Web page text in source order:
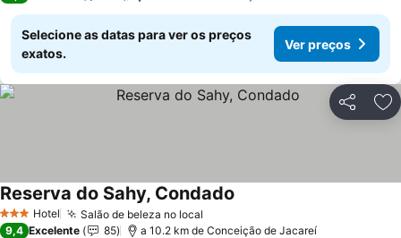
Selecione as datas para ver os preços
exatos.
Ver preços
Partilhar
3 EstrelasHotel Salão de beleza no local
Reserva do Sahy, Condado
9,4 Excelente 85 a 10.2 km de Conceição de Jacareí